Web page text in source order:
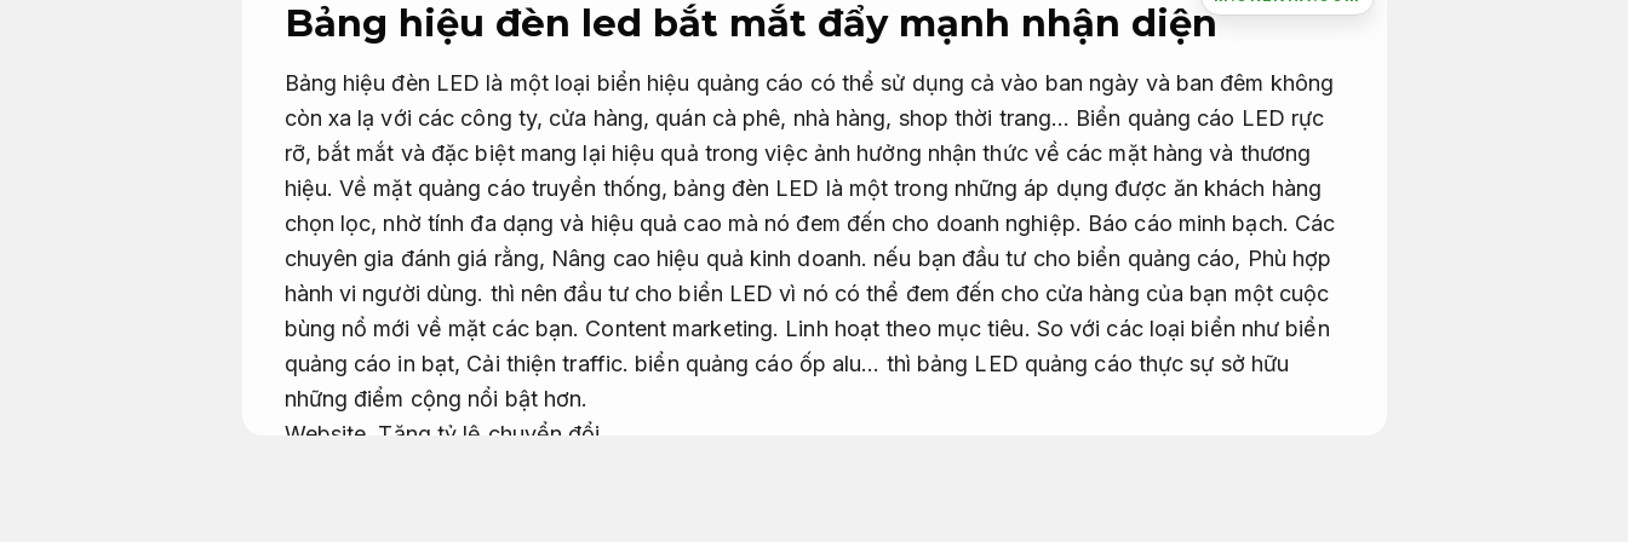
Bảng hiệu đèn led bắt mắt đẩy mạnh nhận diện
Bảng hiệu đèn LED là một loại biển hiệu quảng cáo có thể sử dụng cả vào ban ngày và ban đêm không
còn xa lạ với các công ty, cửa hàng, quán cà phê, nhà hàng, shop thời trang… Biển quảng cáo LED rực
rỡ, bắt mắt và đặc biệt mang lại hiệu quả trong việc ảnh hưởng nhận thức về các mặt hàng và thương
hiệu. Về mặt quảng cáo truyền thống, bảng đèn LED là một trong những áp dụng được ăn khách hàng
chọn lọc, nhờ tính đa dạng và hiệu quả cao mà nó đem đến cho doanh nghiệp. Báo cáo minh bạch. Các
chuyên gia đánh giá rằng, Nâng cao hiệu quả kinh doanh. nếu bạn đầu tư cho biển quảng cáo, Phù hợp
hành vi người dùng. thì nên đầu tư cho biển LED vì nó có thể đem đến cho cửa hàng của bạn một cuộc
bùng nổ mới về mặt các bạn. Content marketing. Linh hoạt theo mục tiêu. So với các loại biển như biển
quảng cáo in bạt, Cải thiện traffic. biển quảng cáo ốp alu… thì bảng LED quảng cáo thực sự sở hữu
những điểm cộng nổi bật hơn.
Website. Tăng tỷ lệ chuyển đổi.